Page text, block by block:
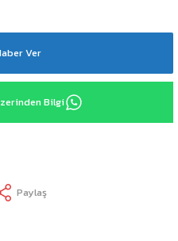
Ver
Bilgi
Paylaş